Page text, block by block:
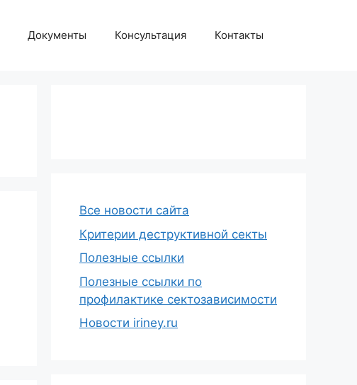
Документы Консультация Контакты
Все новости сайта
Критерии деструктивной секты
Полезные ссылки
Полезные ссылки по
профилактике сектозависимости
Новости iriney.ru